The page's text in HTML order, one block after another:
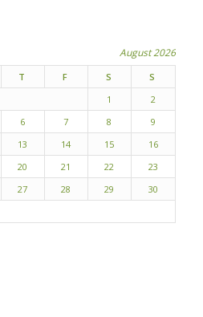
August 2026
T F S
S
1
2
6 7 8
9
13 14 15
16
20 21 22
23
27 28 29
30